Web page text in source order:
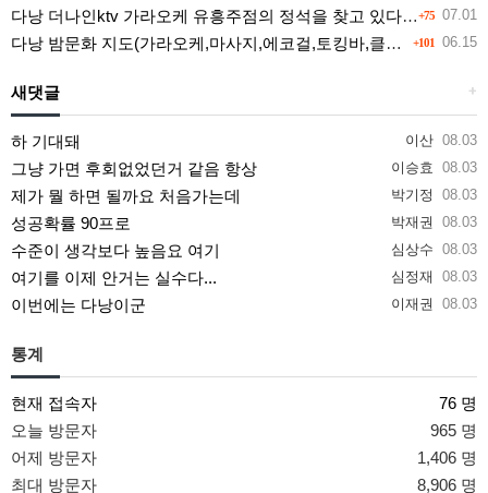
+75 07.01
다낭 더나인ktv 가라오케 유흥주점의 정석을 찾고 있다면 여기
+101 06.15
다낭 밤문화 지도(가라오케,마사지,에코걸,토킹바,클럽) 유흥별 가격 및 후기공유
+
새댓글
이산 08.03
하 기대돼
이승효 08.03
그냥 가면 후회없었던거 같음 항상
박기정 08.03
제가 뭘 하면 될까요 처음가는데
박재권 08.03
성공확률 90프로
심상수 08.03
수준이 생각보다 높음요 여기
심정재 08.03
여기를 이제 안거는 실수다...
이재권 08.03
이번에는 다낭이군
통계
현재 접속자
76 명
오늘 방문자
965 명
어제 방문자
1,406 명
최대 방문자
8,906 명